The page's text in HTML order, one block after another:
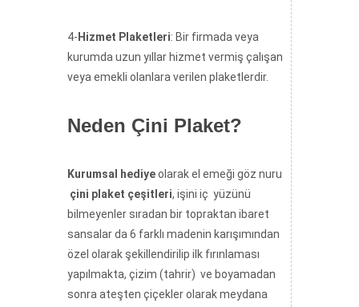
4- Hizmet Plaketleri: Bir firmada veya
kurumda uzun yıllar hizmet vermiş çalışan
veya emekli olanlara verilen plaketlerdir.
Neden Çini Plaket?
Kurumsal hediyeolarak el emeği göz nuru
çini plaket çeşitleri, işini iç yüzünü
bilmeyenler sıradan bir topraktan ibaret
sansalar da 6 farklı madenin karışımından
özel olarak şekillendirilip ilk fırınlaması
yapılmakta, çizim (tahrir) ve boyamadan
sonra ateşten çiçekler olarak meydana